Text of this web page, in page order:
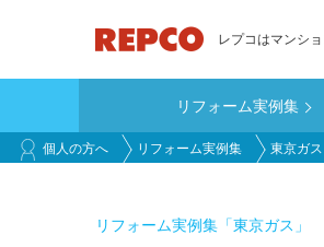
ン
ン
テ
レプコはマンシ
main_customer
リフォーム実例集
個人の方へ リフォーム実例集 東京ガス
リフォーム実例集 「東京ガス」